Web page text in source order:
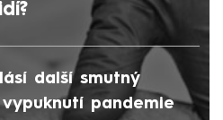
další smutný
pandemie